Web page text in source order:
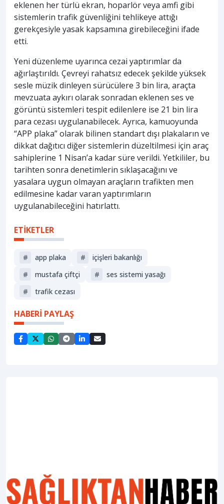
eklenen her türlü ekran, hoparlör veya amfi gibi
sistemlerin trafik güvenliğini tehlikeye attığı
gerekçesiyle yasak kapsamına girebileceğini ifade
etti.
Yeni düzenleme uyarınca cezai yaptırımlar da
ağırlaştırıldı. Çevreyi rahatsız edecek şekilde yüksek
sesle müzik dinleyen sürücülere 3 bin lira, araçta
mevzuata aykırı olarak sonradan eklenen ses ve
görüntü sistemleri tespit edilenlere ise 21 bin lira
para cezası uygulanabilecek. Ayrıca, kamuoyunda
“APP plaka” olarak bilinen standart dışı plakaların ve
dikkat dağıtıcı diğer sistemlerin düzeltilmesi için araç
sahiplerine 1 Nisan’a kadar süre verildi. Yetkililer, bu
tarihten sonra denetimlerin sıklaşacağını ve
yasalara uygun olmayan araçların trafikten men
edilmesine kadar varan yaptırımların
uygulanabileceğini hatırlattı.
ETİKETLER
# app plaka #
i̇çişleri bakanlığı
#
mustafa çiftçi #
ses sistemi yasağı
#
trafik cezası
HABERİ PAYLAŞ